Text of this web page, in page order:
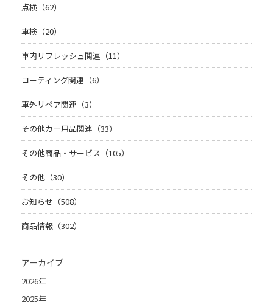
点検（62）
車検（20）
車内リフレッシュ関連（11）
コーティング関連（6）
車外リペア関連（3）
その他カー用品関連（33）
その他商品・サービス（105）
その他（30）
お知らせ（508）
商品情報（302）
アーカイブ
2026年
2025年